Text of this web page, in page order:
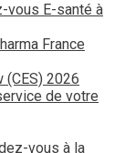
vous E-santé à
France
(CES) 2026
de votre
vous à la